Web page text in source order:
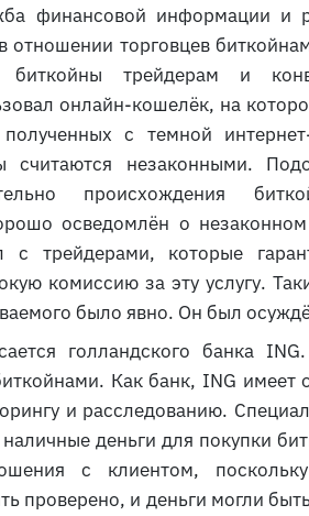
финансовой информации и
отношении торговцев
биткойны трейдерам и
онлайн-кошелёк, на
полученных с темной
незаконными.
происхождения
осведомлён о
с трейдерами, которые
комиссию за эту услугу.
было явно. Он был
голландского банка
Как банк, ING имеет
и расследованию.
деньги для покупки
с клиентом,
проверено, и деньги могли